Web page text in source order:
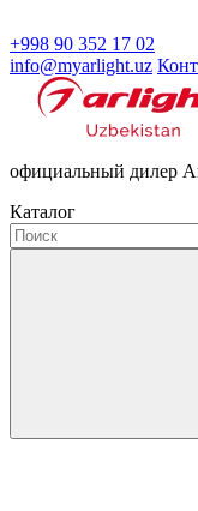
+998 90 352 17 02
info@myarlight.uz
официальный дилер
Каталог